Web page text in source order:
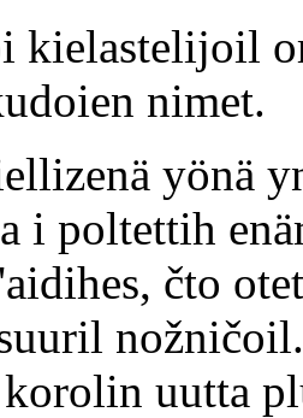
kielastelijoil
nimet.
yönä
i poltettih
čto
korolin uutta